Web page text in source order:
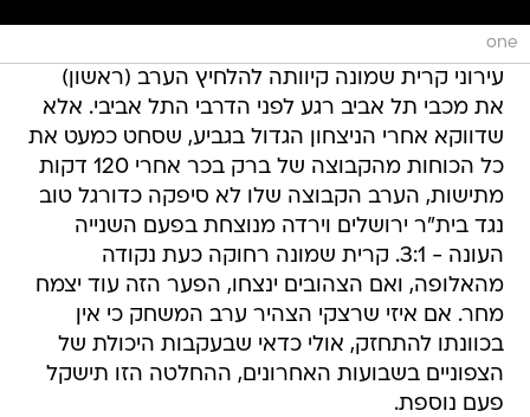
one
עירוני קרית שמונה קיוותה להלחיץ הערב (ראשון)
את מכבי תל אביב רגע לפני הדרבי התל אביבי. אלא
שדווקא אחרי הניצחון הגדול בגביע, שסחט כמעט את
כל הכוחות מהקבוצה של ברק בכר אחרי 120 דקות
מתישות, הערב הקבוצה שלו לא סיפקה כדורגל טוב
נגד בית"ר ירושלים וירדה מנוצחת בפעם השנייה
העונה - 3:1. קרית שמונה רחוקה כעת נקודה
מהאלופה, ואם הצהובים ינצחו, הפער הזה עוד יצמח
מחר. אם איזי שרצקי הצהיר ערב המשחק כי אין
בכוונתו להתחזק, אולי כדאי שבעקבות היכולת של
הצפוניים בשבועות האחרונים, ההחלטה הזו תישקל
פעם נוספת.